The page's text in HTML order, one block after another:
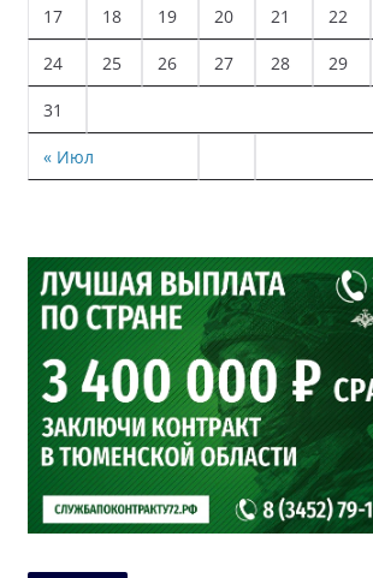
« Июл
17 18 19 20 21 22
24 25 26 27 28 29
31